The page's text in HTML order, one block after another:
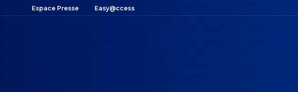
Espace Presse Easy@ccess